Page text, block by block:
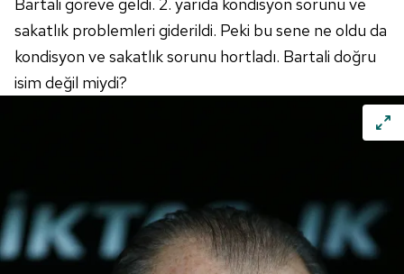
sakatlık problemleri giderildi. Peki bu sene ne oldu da
kondisyon ve sakatlık sorunu hortladı. Bartali doğru
isim değil miydi?